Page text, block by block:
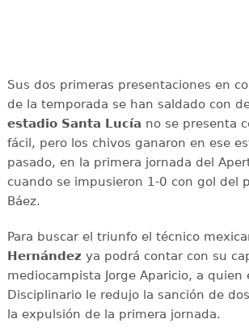
Sus dos primeras presentaciones en
de la temporada se han saldado con
estadio Santa Lucía no se presenta
fácil, pero los chivos ganaron en ese
pasado, en la primera jornada del
cuando se impusieron 1-0 con gol del
Báez.
Para buscar el triunfo el técnico
Hernández ya podrá contar con su
mediocampista Jorge Aparicio, a quien
Disciplinario le redujo la sanción de
la expulsión de la primera jornada.